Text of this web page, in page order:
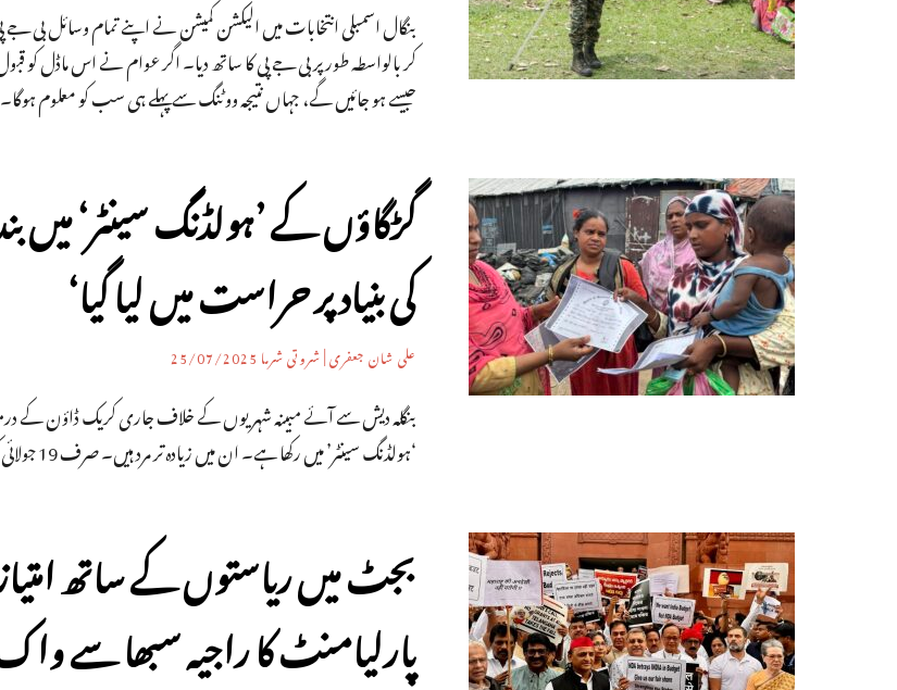
بنگال اسمبلی انتخابات میں الیکشن کمیشن نے اپنے تمام وسائل
کر بالواسطہ طور پر بی جے پی کا ساتھ دیا۔ اگر عوام نے اس ماڈل
جیسے ہو جائیں گے، جہاں نتیجہ ووٹنگ سے پہلے ہی سب کو معلوم ہوگا۔
گڑگاؤں کے ’ہولڈنگ سینٹر‘ میں
کی بنیاد پر حراست میں لیا گیا‘
علی شان جعفری | شروتی شرما25/07/2025
بنگلہ دیش سے آئے مبینہ شہریوں کے خلاف جاری کریک ڈاؤن کے
‘ہولڈنگ سینٹر’ میں رکھا ہے۔ ان میں زیادہ تر مرد ہیں۔ صرف 19 جولائی کو 74 مزدوروں کو حراست میں لیا گیا۔
بجٹ میں ریاستوں کے ساتھ
پارلیامنٹ کا راجیہ سبھا سے